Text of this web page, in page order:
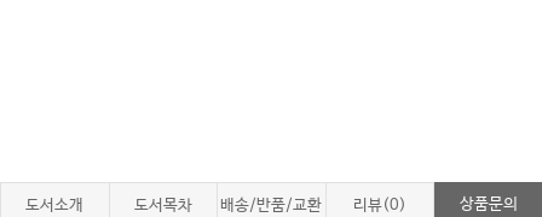
도서소개 도서목차 배송/반품/교환 리뷰(0) 상품문의